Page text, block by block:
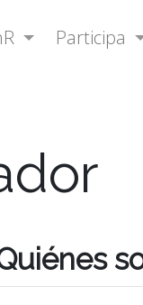
Participa